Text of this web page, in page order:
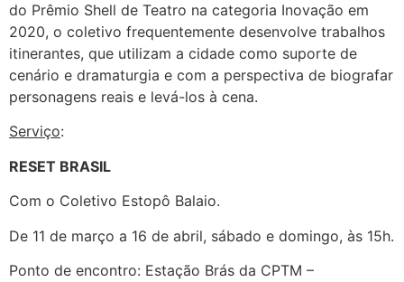
do Prêmio Shell de Teatro na categoria Inovação em
2020, o coletivo frequentemente desenvolve trabalhos
itinerantes, que utilizam a cidade como suporte de
cenário e dramaturgia e com a perspectiva de biografar
personagens reais e levá-los à cena.
Serviço:
RESET BRASIL
Com o Coletivo Estopô Balaio.
De 11 de março a 16 de abril, sábado e domingo, às 15h.
Ponto de encontro: Estação Brás da CPTM –